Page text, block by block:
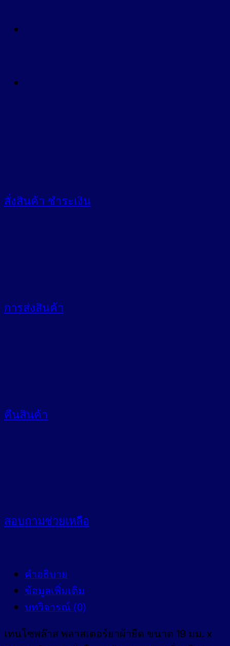
สั่งสินค้า ชำระเงิน
การส่งสินค้า
คืนสินค้า
สอบถามช่วยเหลือ
คำอธิบาย
ข้อมูลเพิ่มเติม
บทวิจารณ์ (0)
เทนโซพล๊าส พลาสเตอร์ยาผ้ายืด ขนาด 19 มม. x